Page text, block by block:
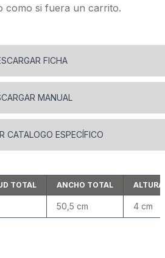
como si fuera un carrito.
FICHA
MANUAL
CATALOGO ESPECÍFICO
TOTAL ANCHO TOTAL ALTURA
50,5 cm 4 cm